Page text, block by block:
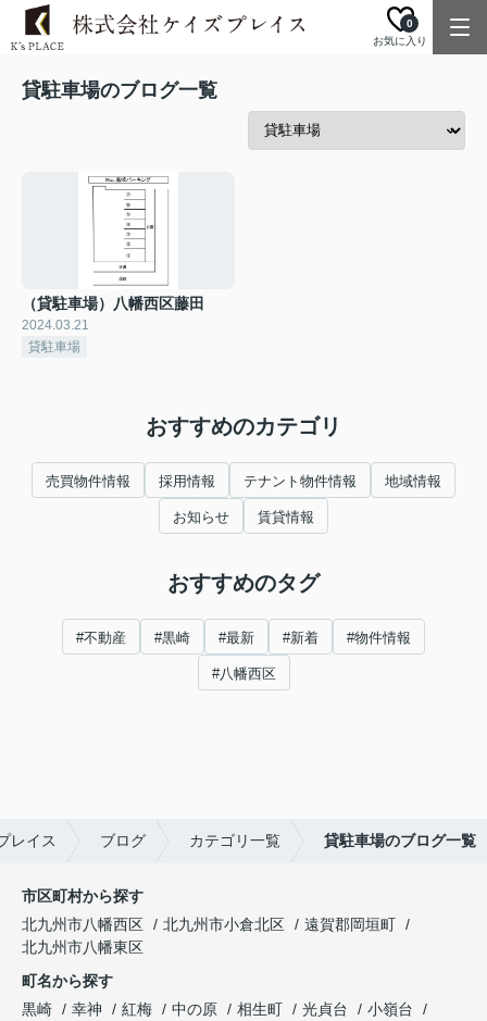
お気に入り
0
貸駐車場のブログ一覧
（貸駐車場）八幡西区藤田
2024.03.21
貸駐車場
おすすめのカテゴリ
売買物件情報 採用情報 テナント物件情報 地域情報
お知らせ 賃貸情報
おすすめのタグ
#不動産 #黒崎 #最新 #新着 #物件情報
#八幡西区
レイス ブログ カテゴリ一覧 貸駐車場のブログ一覧
市区町村から探す
北九州市八幡西区
北九州市小倉北区
遠賀郡岡垣町
北九州市八幡東区
町名から探す
黒崎
幸神 紅梅 中の原 相生町 光貞台
小嶺台